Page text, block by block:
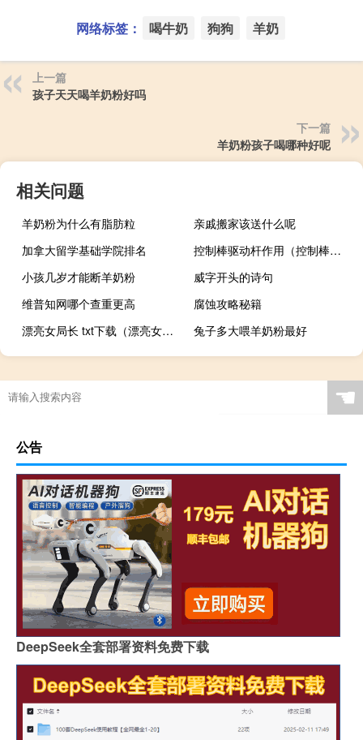
网络标签： 喝牛奶 狗狗 羊奶
上一篇
孩子天天喝羊奶粉好吗
下一篇
羊奶粉孩子喝哪种好呢
相关问题
羊奶粉为什么有脂肪粒
亲戚搬家该送什么呢
加拿大留学基础学院排名
控制棒驱动杆作用（控制棒驱动机构）
小孩几岁才能断羊奶粉
威字开头的诗句
维普知网哪个查重更高
腐蚀攻略秘籍
漂亮女局长 txt下载（漂亮女局长）
兔子多大喂羊奶粉最好
☚
公告
DeepSeek全套部署资料免费下载